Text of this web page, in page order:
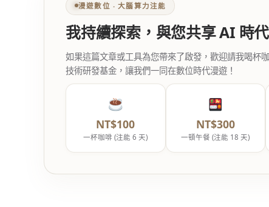
漫遊數位 ‧ 大腦算力注能
我持續探索，與您共享 AI 時
如果這篇文章或工具為您帶來了啟發，歡迎請我喝杯
技術研發基金，讓我們一同在數位時代漫遊！
NT$100
一杯咖啡 (注能 6 天)
NT$300
一頓午餐 (注能 18 天)